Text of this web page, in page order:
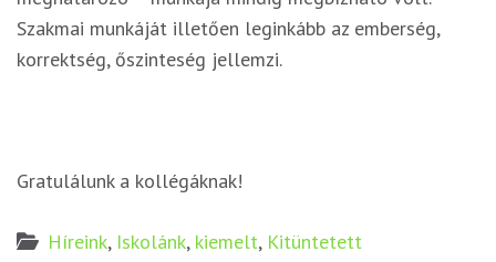
Szakmai munkáját illetően leginkább az emberség,
korrektség, őszinteség jellemzi.
Gratulálunk a kollégáknak!
Híreink, Iskolánk, kiemelt, Kitüntetett